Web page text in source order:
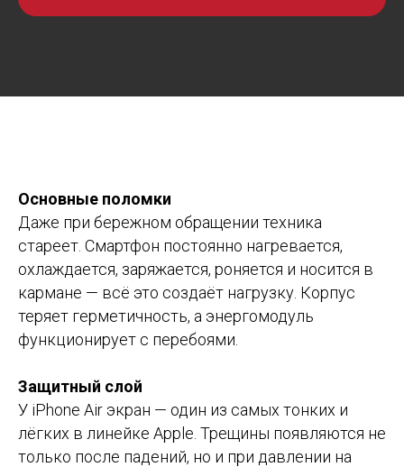
Основные поломки
Даже при бережном обращении техника
стареет. Смартфон постоянно нагревается,
охлаждается, заряжается, роняется и носится в
кармане — всё это создаёт нагрузку. Корпус
теряет герметичность, а энергомодуль
функционирует с перебоями.
Защитный слой
У iPhone Air экран — один из самых тонких и
лёгких в линейке Apple. Трещины появляются не
только после падений, но и при давлении на